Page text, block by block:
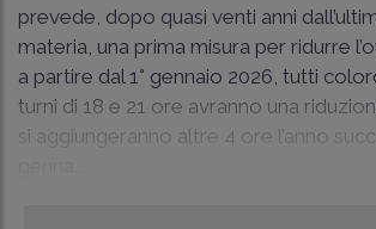
prevede, dopo quasi venti anni
materia, una prima misura per ridurre
a partire dal 1° gennaio 2026, tutti
turni di 18 e 21 ore avranno una
si aggiungeranno altre 4 ore l’anno